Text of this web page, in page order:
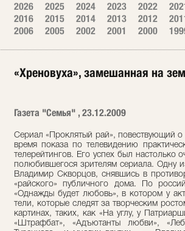
2026 2025 2024 2023 2022
2016
2015 2014 2013 2012
2006
2005 2002 2001 2000
«Хреновуха», замешанная на
Газета "Семья" , 23.12.2009
Сериал «Проклятый рай», повествующий о жизни обитателей элитного борделя, во время показа по телевидению практически постоянно занимал верхние строчки телерейтингов. Его успех был настолько очевиден, что вскоре сняли продолжение полюбив­шегося зрителям сериала. Одну из главных ролей в фильме сыграл актер Владимир Скворцов, снявшись в противоречивой роли Алика — администратора «райского» публичного дома. По российскому телека­налу сейчас идет сериал «Однажды будет любовь», в котором у актера также одна из главных ролей. Зри­тели, которые следят за творческим ростом актера, видели его и во многих других картинах, таких, как «На углу, у Патриарших», «Полнолуние», «Северный сфинкс», «Штрафбат», «Адъютанты любви», «Лебе­диный рай», «Палач», «Возвращение Турецкого», и многих других... — Владимир, в последнее время вы что-то часто стали играть злодеев. — Вот поэтому-то я поначалу не согла­шался на роль Аркадия в сериале «Однажды будет любовь». Но режиссер-постановщик этого фильма Дмитрий Магонов, у которого я снимался прежде в «Адъютантах любви», объяснил мне, что роль будет развиваться. Дима сказал, что эта роль не будет однозначно отрицательной. А так как сюжетные линии развития героев в большом сериале придумываются и пишутся, что называется, по ходу съемочного процес­са, то я попросил все-таки не делать моего героя совсем уж гнусным. Мне хотелось показать несчаст­ного, мучающегося человека, который то совершает какие-то чудовищные поступки, за которые просто стыдно, то показывает себя человеком благородным и даже положительным. Такой интересный, знако­мый всем тип, ну наподобие Остапа Бендера. Съемки сериала уже завершены, так что могу сейчас сказать, что отношение зрителей к моему Аркадию изменится кардинально, в конце концов он станет настоящим по­ложительным героем. — Сколько всего серий? — Отсняли 252 серии. — Есть что-то общее между вами и Аркадием? — Да нет. Разве что только чувство юмора. — Скажите, а как в вашей жизни возник такой персонаж Алик? — Ну, как актеры получают роли? Меня периодически приглашали на пробы, но утверждали далеко не всегда. Поэтому на встречу с режиссером фильма «Проклятый рай» Игорем Коробейниковым я отправился без особого энтузиазма. Думал, как всегда, «завернут». К тому же на студии я появился поздно вечером, уставший после сыг­ранного спектакля. Режиссер тоже выглядел утомленным, как я потом узнал, он до этого весь день встречался чуть ли не с сотней претендентов на различные роли. Я про­читал монолог из сценария, что-то попробовал изобразить и уехал, забыв об этом проекте. Но, к моему большому удивлению, через пару дней мне позвонили и сообщили, что меня утвердили на одну из главных ролей. — Вы осуждаете своего героя? — Нет, не осуждаю. Ведь, в конце концов, он распла­тился за свою, так скажем, не самую положительную сто­рону жизни... В фильме показано не то, чем занимаются обитатели этого «Рая», здесь акцент сделан на осознание ими причин, почему оказались на самом дне жизни. Герои в свое время были поставлены перед жестким выбором: этот путь или другой. Они выбрали и в финале попла­тились... Во второй части я играл своего героя иным, конечно, в итоге мне было его очень жалко. Он предстает таким спившимся алкоголиком и в то же время немного — философом, но в конце концов не выдерживает борьбы за существование и трагически погибает... — После выхода «Проклятого рая» вы, как говорит­ся, проснулись знаменитым. — Да не сказал бы, что знаменитым, но на улице узнавать стали. Однажды в Одессе зашел в магазин, продавщица внимательно на меня посмотрела и тихо так спросила: «Скажите, а вы актер?» Я так же тихо ответил: «Ну да, немного». И она как вдруг заорет на весь магазин: «Девки, а у нас в. магазине актер из «Проклятого рая»!» Это было как-то уж совсем неожиданно... — У вас здорово изменилась внешность. Нет се­режки в ухе, пижонской бородки, да и костюмчик вовсе не гламурный. — Еще вы забыли сказать о том, что я налысо стри­женный. Что касается гламура, то я сейчас снимаюсь в сериале под таким названием — «Гламур». Кстати, вместе с Эвелиной Блёданс, с которой вместе играли в «Прокля­том рае». У меня роль модельера Волнушкина, а у нее — хозяйки Дома моделей. — Повторение «Проклятого рая»? — Да нет. Тут мой герой — гений модельного бизнеса. И никаких «злодейских закидонов». Но рассказывать о се­риале ничего не буду, скажу только, что в нем 35 серий. — Тогда сразу уж скажите, в каких проектах еще заняты. — Новых несколько. Сейчас перечислю названия. Это «Степ бай степ», «Фотограф», «Синдром Феникса», «Грязная работа», «Печатников переулок, дом 3»,»Тихая семейная жизнь», «Барвиха», «Я буду счастлива завтра». Сейчас занимаюсь озвучиванием фильма «Бесконечные мечты о счастье», и так получилось, что в этом проекте выступаю и в качестве режиссера постпродакшн картины. Это серьезное фестивальное кино, которое, однако, будет интересно и понятно многим зрителям. В центре сюжета — семья, мать, отец и маленькая дочь. Семья переживает кризис, муж и жена развелись, из-за чего девочка очень